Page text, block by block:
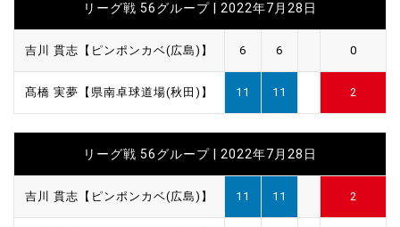
リーグ戦 56グループ | 2022年7月28日
吉川 貫志【ピンポンカベ(広島)】 6 6 0
髙橋 実夢【県南卓球道場(秋田)】 11 11 2
リーグ戦 56グループ | 2022年7月28日
吉川 貫志【ピンポンカベ(広島)】 11 11 2